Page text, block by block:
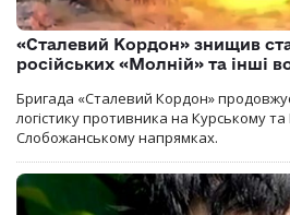
«Сталевий Кордон» знищив
російських «Молній» та інші
Бригада «Сталевий Кордон»
логістику противника на Курському та
Слобожанському напрямках.